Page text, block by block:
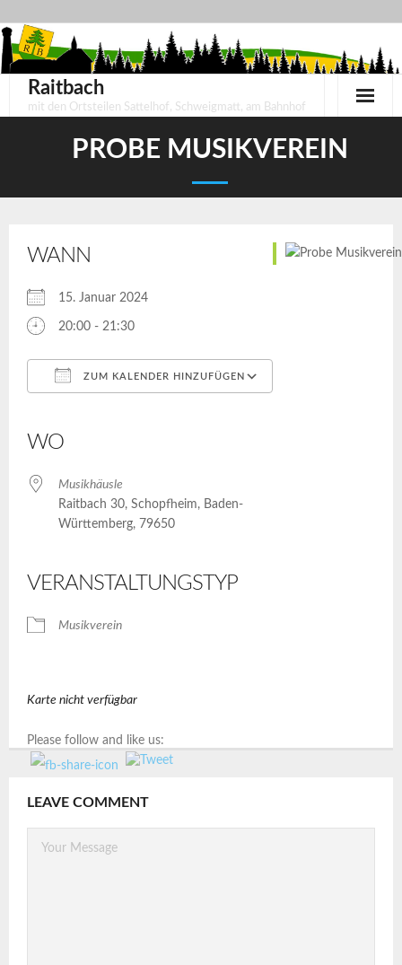
Skip
to
contentRaitbach
mit den Ortsteilen Sattelhof, Schweigmatt, am Bahnhof
PROBE MUSIKVEREIN
WANN
15. Januar 2024
20:00 - 21:30
ZUM KALENDER HINZUFÜGEN
WO
Musikhäusle
Raitbach 30, Schopfheim, Baden-
Württemberg, 79650
VERANSTALTUNGSTYP
Musikverein
Karte nicht verfügbar
Please follow and like us:
LEAVE COMMENT